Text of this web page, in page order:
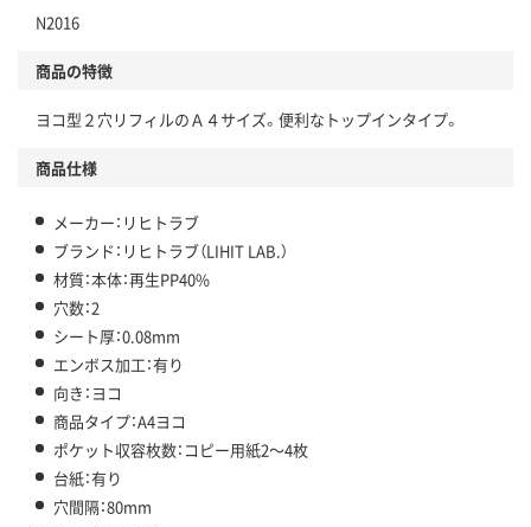
N2016
商品の特徴
ヨコ型２穴リフィルのＡ４サイズ。便利なトップインタイプ。
商品仕様
メーカー：リヒトラブ
ブランド：リヒトラブ（LIHIT LAB.）
材質：本体：再生PP40%
穴数：2
シート厚：0.08mm
エンボス加工：有り
向き：ヨコ
商品タイプ：A4ヨコ
ポケット収容枚数：コピー用紙2～4枚
台紙：有り
穴間隔：80mm